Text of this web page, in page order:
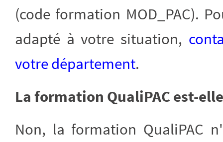
(code formation MOD_PAC).
adapté à votre situation,
votre département.
La formation QualiPAC est-
Non, la formation QualiPAC